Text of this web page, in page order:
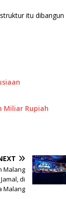
itu dibangun
Miliar Rupiah
Malang
di
Malang